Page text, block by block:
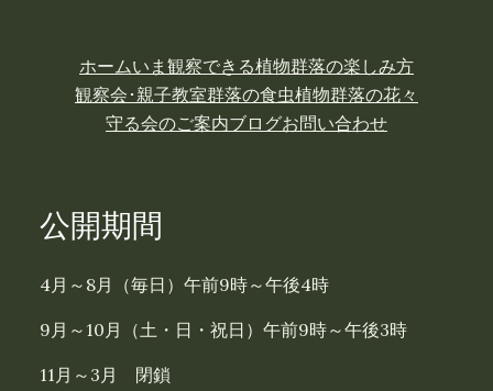
ホームいま観察できる植物群落の楽しみ方
観察会･親子教室群落の食虫植物群落の花々
守る会のご案内ブログお問い合わせ
公開期間
4月～8月（毎日）午前9時～午後4時
9月～10月（土・日・祝日）午前9時～午後3時
11月～3月 閉鎖